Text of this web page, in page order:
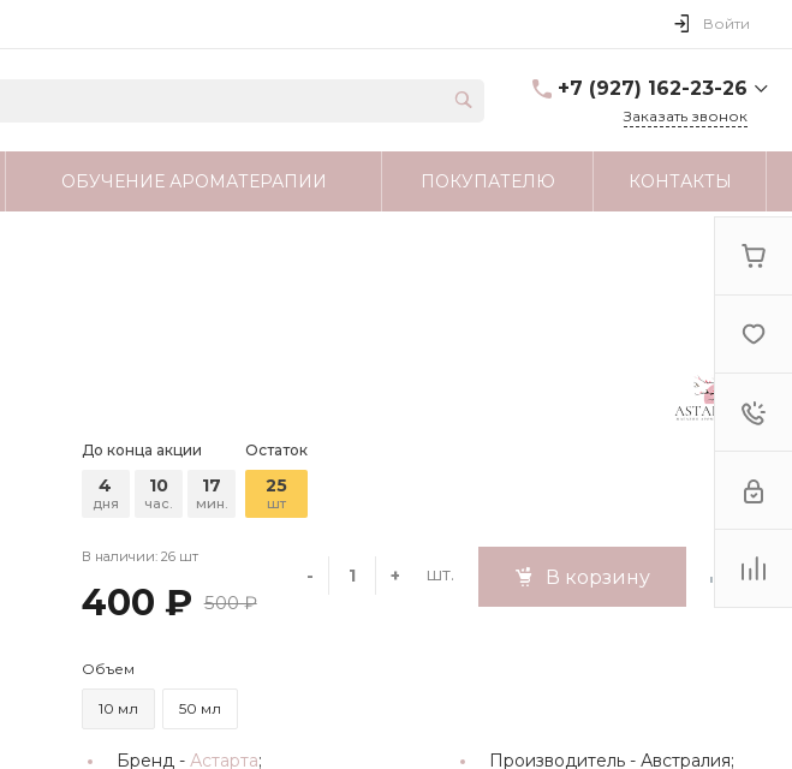
Войти
+7 (927) 162-23-26
astartamag@yandex.ru
Заказать звонок
ОБУЧЕНИЕ АРОМАТЕРАПИИ ПОКУПАТЕЛЮ КОНТАКТЫ
До конца акции
4
дня
10
час.
17
мин.
Остаток
25
шт
В наличии: 26 шт
400 ₽ 500 ₽
- + шт. В корзину
Объем
10 мл 50 мл
Бренд - Астарта; Производитель -Австралия;